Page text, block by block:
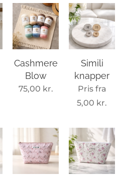
Cashmere
Blow
75,00 kr.
Simili
knapper
Pris fra
5,00 kr.